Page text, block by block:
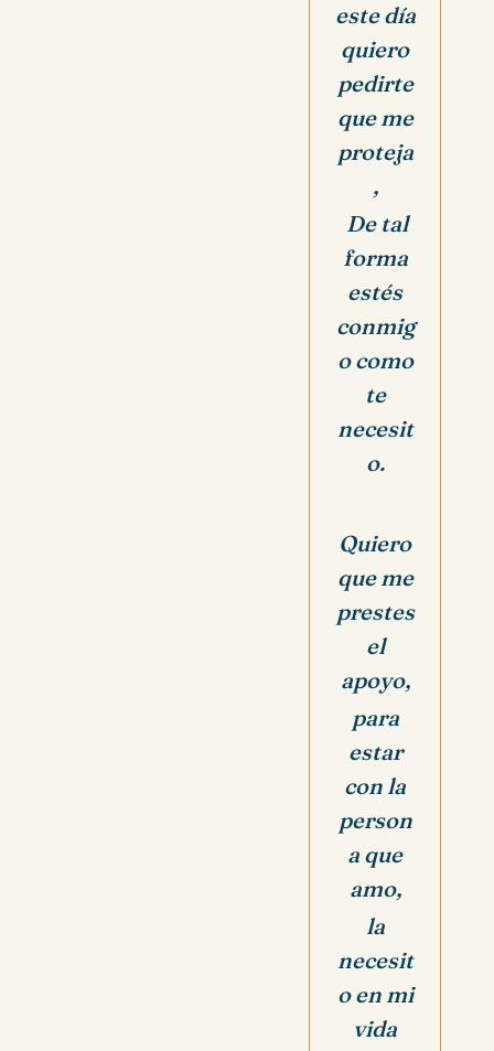
este día
quiero
pedirte
que me
proteja
,
De tal
forma
estés
conmig
o como
te
necesit
o.
Quiero
que me
prestes
el
apoyo,
para
estar
con la
person
a que
amo,
la
necesit
o en mi
vida